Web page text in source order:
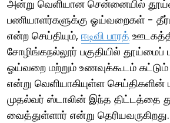
அன்று வெளியான சென்னையில்
பணியாளர்களுக்கு ஓய்வறைகள் -
என்ற செய்தியும், ஈடிவி பாரத்
சோழிங்கநல்லூர் பகுதியில் தூய்மைப்
ஓய்வறை மற்றும் உணவுக்கூடம்
என்று வெளியாகியுள்ள செய்திகளின்
முதல்வர் ஸ்டாலின் இந்த திட்டத்தை
வைத்துள்ளார் என்று தெரியவருகிறது.